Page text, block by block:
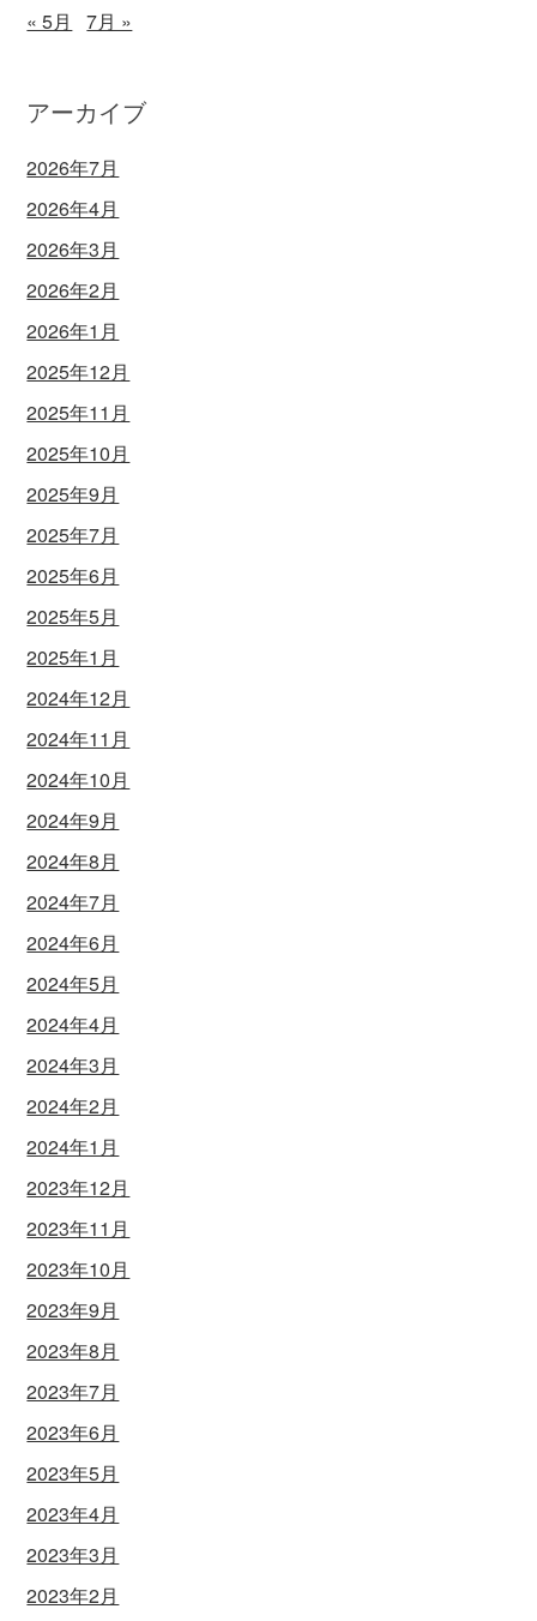
« 5月 7月 »
アーカイブ
2026年7月
2026年4月
2026年3月
2026年2月
2026年1月
2025年12月
2025年11月
2025年10月
2025年9月
2025年7月
2025年6月
2025年5月
2025年1月
2024年12月
2024年11月
2024年10月
2024年9月
2024年8月
2024年7月
2024年6月
2024年5月
2024年4月
2024年3月
2024年2月
2024年1月
2023年12月
2023年11月
2023年10月
2023年9月
2023年8月
2023年7月
2023年6月
2023年5月
2023年4月
2023年3月
2023年2月